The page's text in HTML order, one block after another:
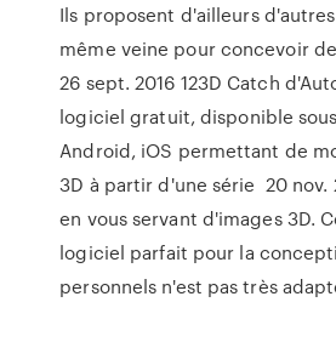
Ils proposent d'ailleurs
même veine pour concevoir
26 sept. 2016 123D Catch
logiciel gratuit, disponible
Android, iOS permettant de
3D à partir d'une série 20 nov.
en vous servant d'images 3D.
logiciel parfait pour la
personnels n'est pas très